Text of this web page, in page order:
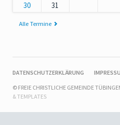
30
31
Alle Termine
NAVIGATION
DATENSCHUTZERKLÄRUNG
© FREIE CHRISTLICHE GEMEINDE
& TEMPLATES